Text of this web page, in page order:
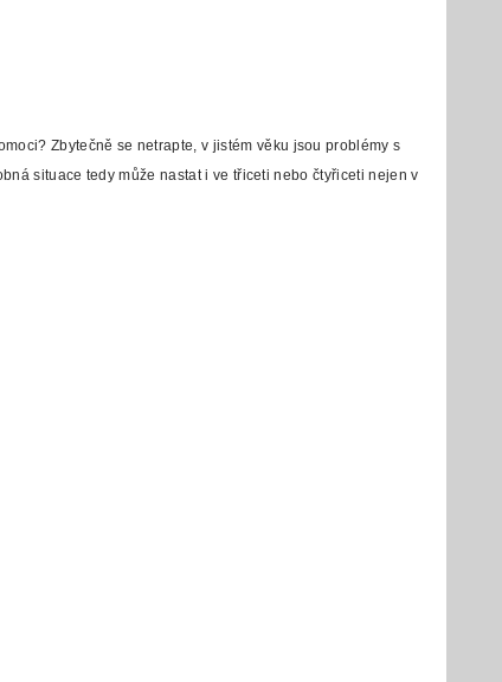
Zbytečně se netrapte, v jistém věku jsou problémy s
situace tedy může nastat i ve třiceti nebo čtyřiceti nejen v